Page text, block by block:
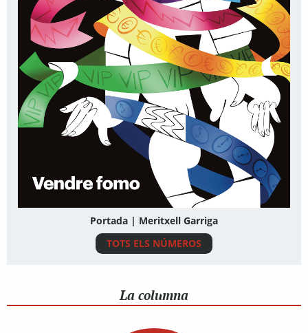
Portada | Meritxell Garriga
TOTS ELS NÚMEROS
La columna